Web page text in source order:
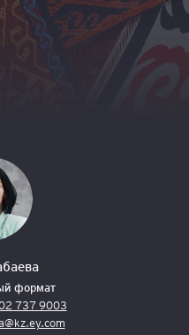
формат
737 9003